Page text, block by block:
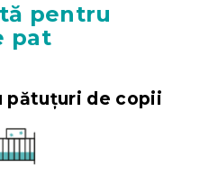
pentru
pat
pătuțuri de copii